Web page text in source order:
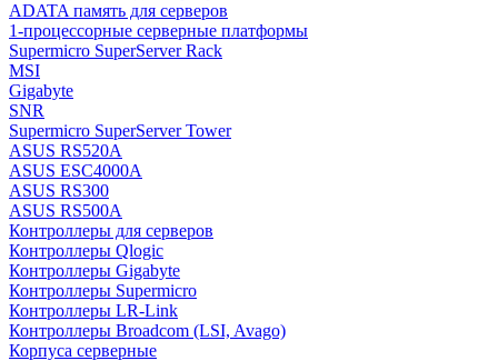
ADATA память для серверов
1-процессорные серверные платформы
Supermicro SuperServer Rack
MSI
Gigabyte
SNR
Supermicro SuperServer Tower
ASUS RS520A
ASUS ESC4000A
ASUS RS300
ASUS RS500A
Контроллеры для серверов
Контроллеры Qlogic
Контроллеры Gigabyte
Контроллеры Supermicro
Контроллеры LR-Link
Контроллеры Broadcom (LSI, Avago)
Корпуса серверные